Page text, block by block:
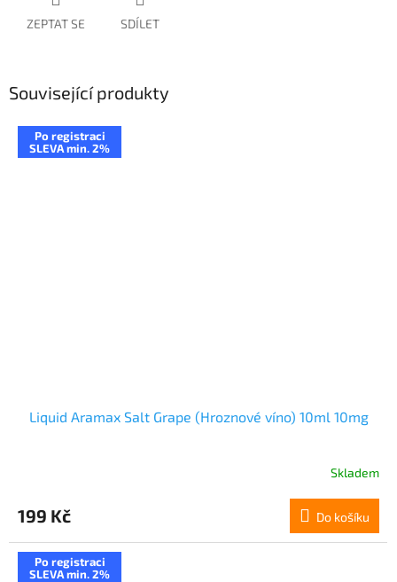
ZEPTAT SE SDÍLET
Související produkty
Po registraci
SLEVA min. 2%
Liquid Aramax Salt Grape (Hroznové víno) 10ml 10mg
Skladem
199 Kč Do košíku
Po registraci
SLEVA min. 2%